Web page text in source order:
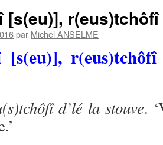
[s(eu)],
par Michel ANSELME
[s(eu)],
d’lé la stouve.